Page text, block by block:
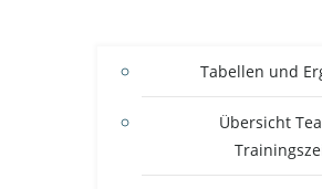
Tabellen und
Übersicht